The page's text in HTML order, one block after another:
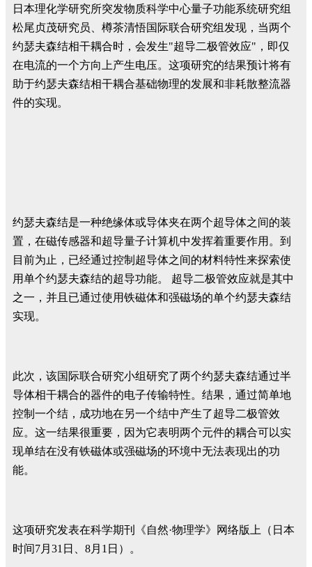
日本理化学研究所突发物质科学中心量子功能系统研究组
松尾贞茂研究员、樽茶清悟国际联合研究组发现，当两个
约瑟夫森结相干耦合时，会发生"超导二极管效应"，即仅
在电流的一个方向上产生电压。这项研究的结果预计将有
助于约瑟夫森结相干耦合基础物理的发展和非耗散整流器
件的实现。
约瑟夫森结是一种绝缘体或导体夹在两个超导体之间的装
置，在磁传感器和超导量子计算机中发挥着重要作用。到
目前为止，已经通过控制超导体之间的材料特性来探索使
用单个约瑟夫森结的超导功能。 超导二极管效应就是其中
之一，并且已通过使用铁磁体和强磁场的单个约瑟夫森结
实现。
此次，该国际联合研究小组研究了两个约瑟夫森结通过半
导体相干耦合的器件的电子传输特性。结果，通过简单地
控制一个结，成功地在另一个结中产生了超导二极管效
应。这一结果很重要，因为它表明两个元件的耦合可以实
现单结在没有铁磁体或强磁场的环境中无法表现出的功
能。
这项研究发表在科学期刊《自然·物理学》网络版上（日本
时间7月31日、8月1日）。